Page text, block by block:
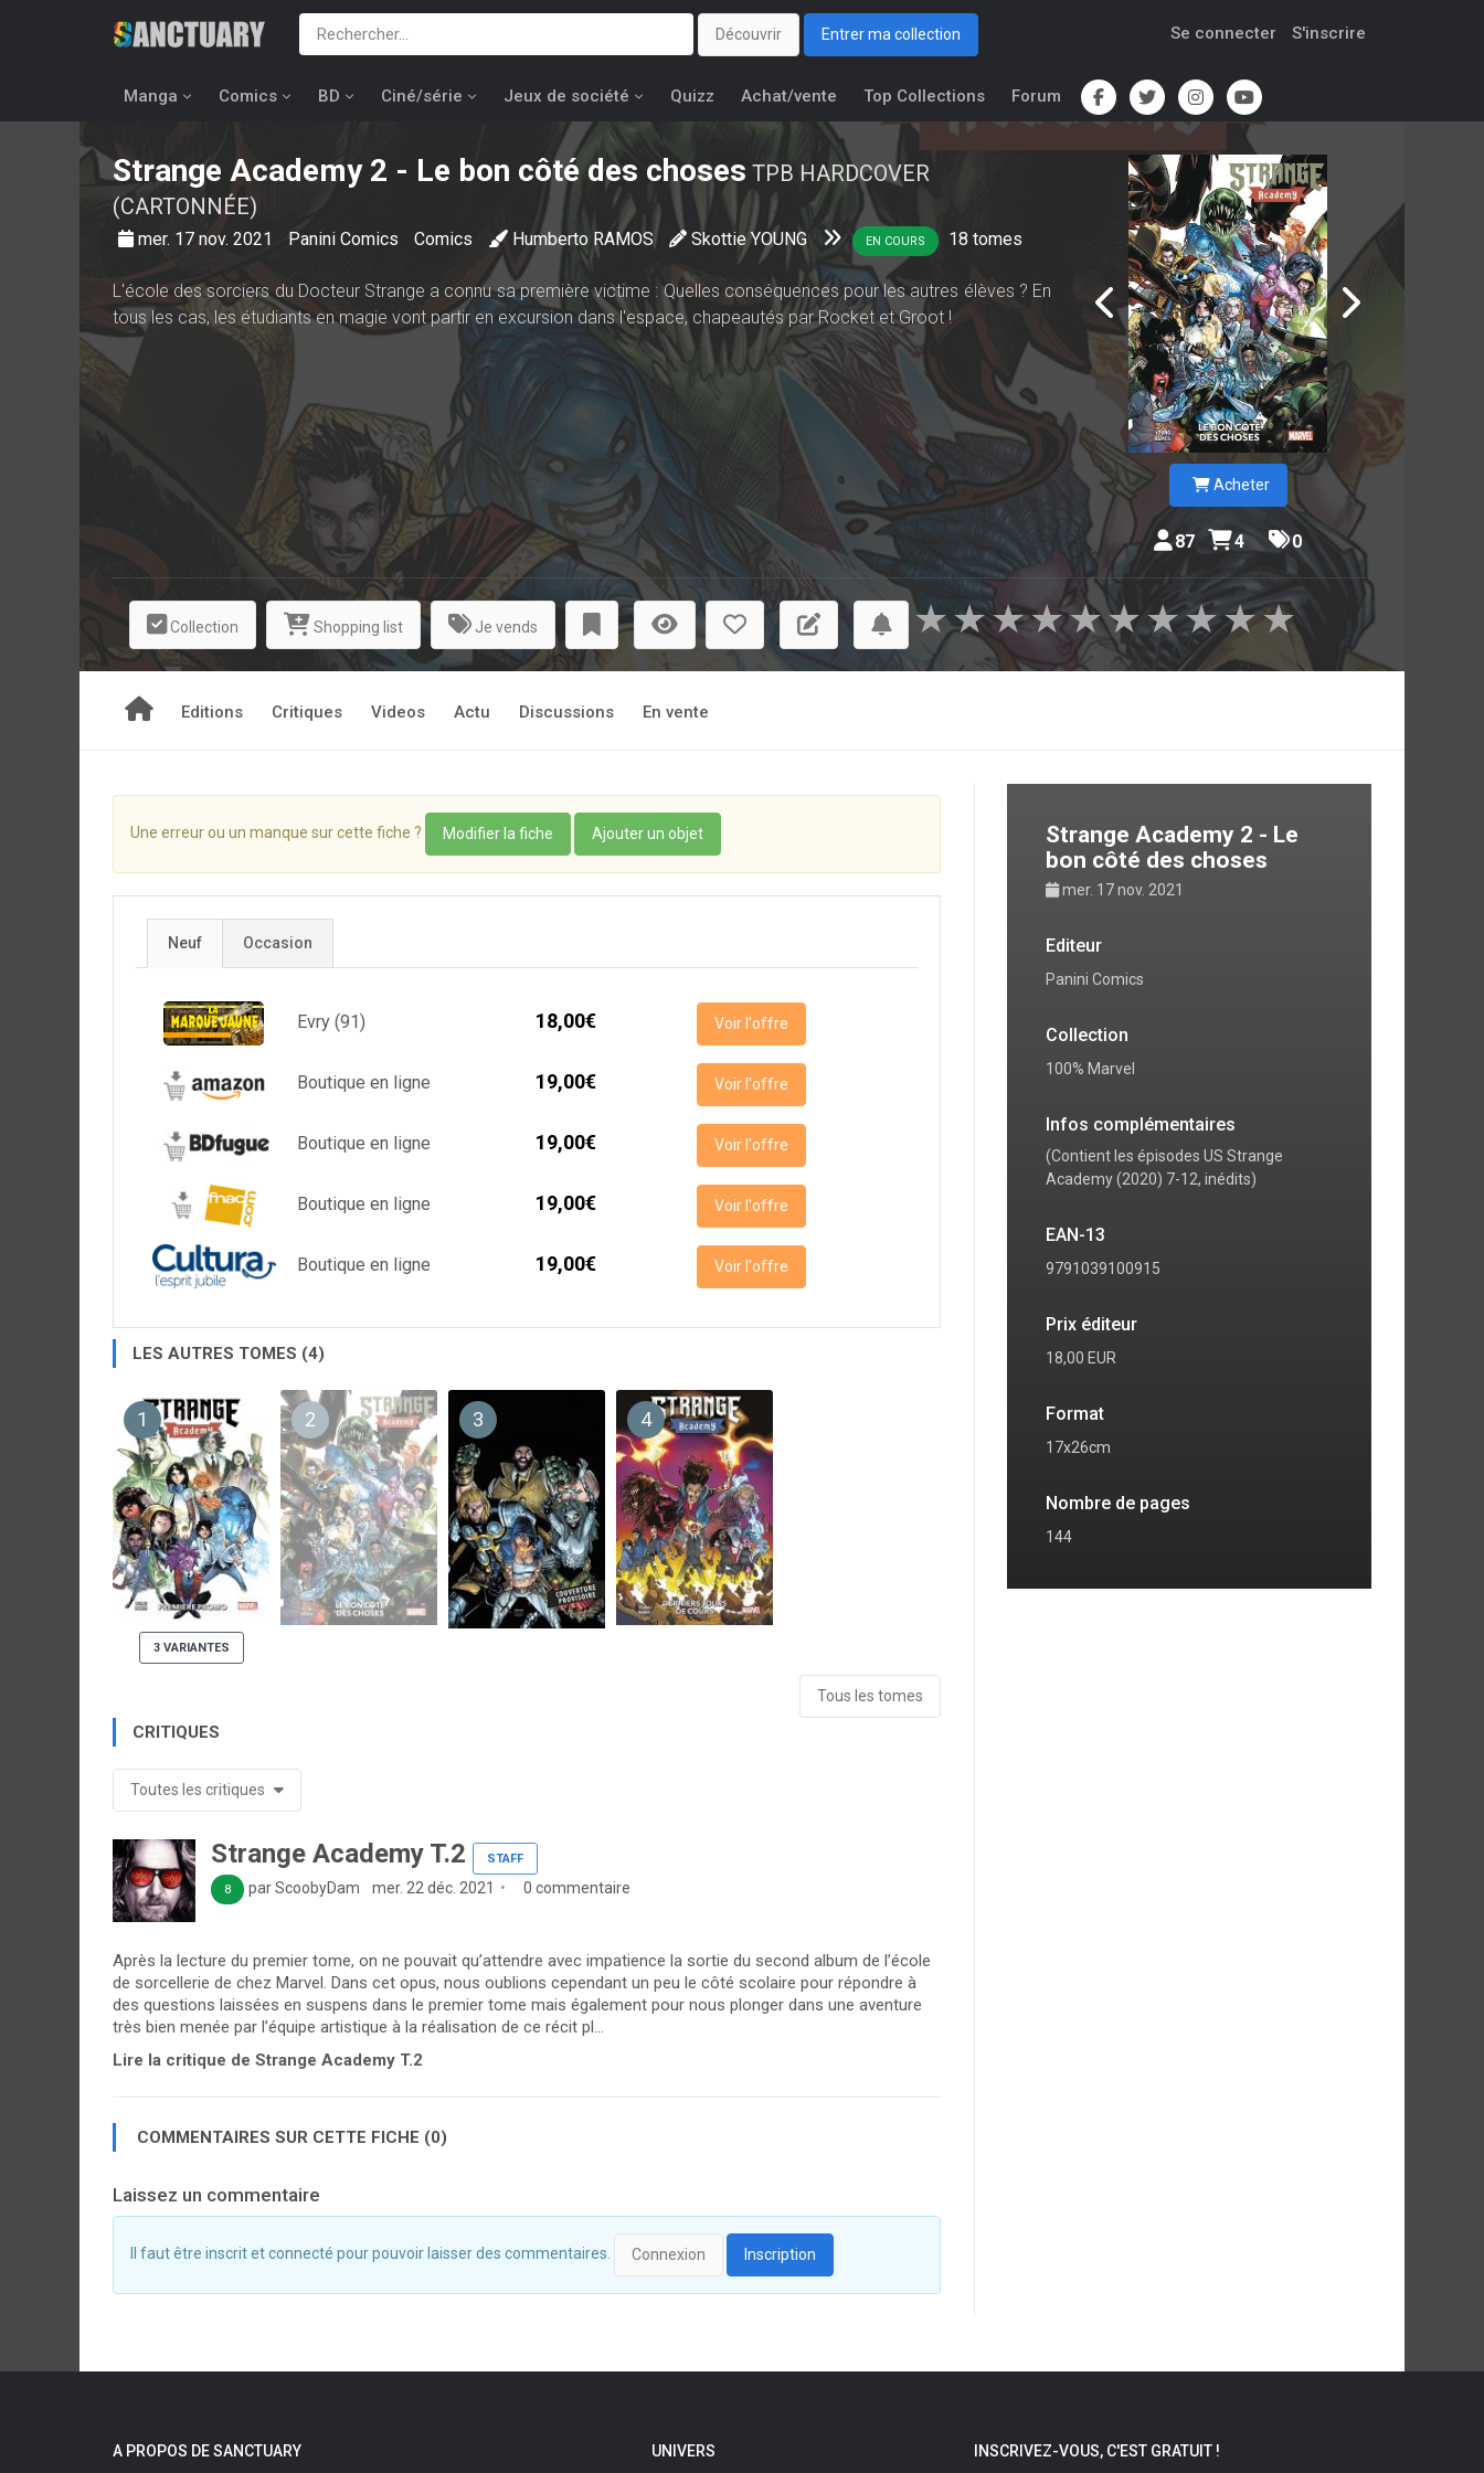
Découvrir Entrer ma collection Se connecter S'inscrire
Manga Comics BD Ciné/série Jeux de société Quizz Achat/vente Top Collections Forum
Strange Academy2 - Le bon côté des choses TPB HARDCOVER
(CARTONNÉE)
mer. 17 nov. 2021 Panini Comics Comics Humberto RAMOS Skottie YOUNG EN COURS 18 tomes
L'école des sorciers du Docteur Strange a connu sa première victime : Quelles conséquences pour les autres élèves ? En
tous les cas, les étudiants en magie vont partir en excursion dans l'espace, chapeautés par Rocket et Groot !
Acheter
87 4 0
Collection Shopping list Je vends ★
★
★
★
★
★
★
★
★
★
Editions Critiques Videos Actu Discussions En vente
Une erreur ou un manque sur cette fiche ? Modifier la fiche Ajouter un objet
Neuf Occasion
Evry (91) 18,00€ Voir l'offre
Boutique en ligne 19,00€ Voir l'offre
Boutique en ligne 19,00€ Voir l'offre
Boutique en ligne 19,00€ Voir l'offre
Boutique en ligne 19,00€ Voir l'offre
LES AUTRES TOMES (4)
3 VARIANTES
1 2 3 4
Tous les tomes
CRITIQUES
Toutes les critiques
Strange Academy T.2 STAFF
8 par ScoobyDam mer. 22 déc. 2021 0 commentaire
Après la lecture du premier tome, on ne pouvait qu’attendre avec impatience la sortie du second album de l’école
de sorcellerie de chez Marvel. Dans cet opus, nous oublions cependant un peu le côté scolaire pour répondre à
des questions laissées en suspens dans le premier tome mais également pour nous plonger dans une aventure
très bien menée par l’équipe artistique à la réalisation de ce récit pl...
Lire la critique de Strange Academy T.2
COMMENTAIRES SUR CETTE FICHE (0)
Laissez un commentaire
Il faut être inscrit et connecté pour pouvoir laisser des commentaires. Connexion Inscription
Strange Academy 2 - Le
bon côté des choses
mer. 17 nov. 2021
Editeur
Panini Comics
Collection
100% Marvel
Infos complémentaires
(Contient les épisodes US Strange
Academy (2020) 7-12, inédits)
EAN-13
9791039100915
Prix éditeur
18,00 EUR
Format
17x26cm
Nombre de pages
144
A PROPOS DE SANCTUARY UNIVERS INSCRIVEZ-VOUS, C'EST GRATUIT !